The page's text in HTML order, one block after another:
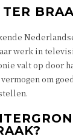
werk in
valt op door
om